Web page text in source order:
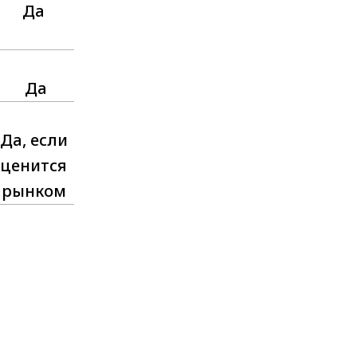
Да
Да
Да, если
ценится
рынком